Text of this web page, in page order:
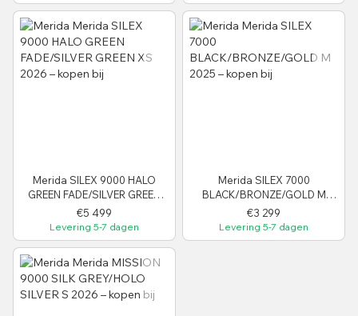
Merida SILEX 9000 HALO
GREEN FADE/SILVER GREEN
XS 2026
€5 499
Levering 5-7 dagen
Merida SILEX 7000
BLACK/BRONZE/GOLD M
2025
€3 299
Levering 5-7 dagen